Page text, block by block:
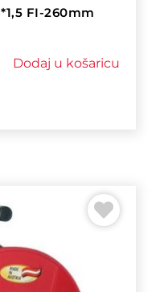
FI-260mm
Dodaj u košaricu